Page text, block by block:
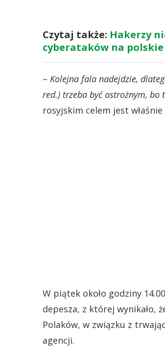
Czytaj także: Hakerzy
cyberataków na
– Kolejna fala nadejdzie,
red.) trzeba być ostrożnym, bo
rosyjskim celem jest
W piątek około godziny
depesza, z której wynikało,
Polaków, w związku z
agencji.